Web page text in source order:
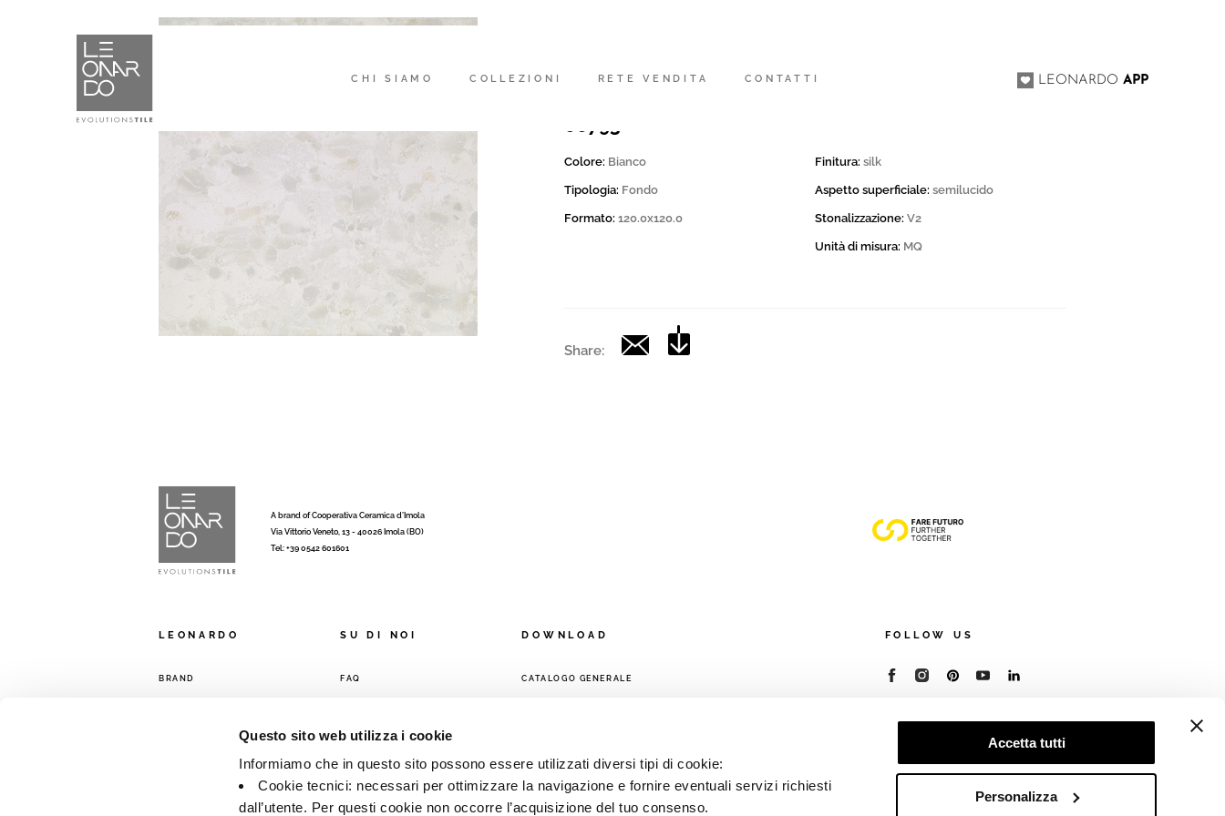
Questo sito web utilizza i cookie
Informiamo che in questo sito possono essere utilizzati diversi tipi di cookie:
Cookie tecnici: necessari per ottimizzare la navigazione e fornire eventuali servizi richiesti
dall’utente. Per questi cookie non occorre l’acquisizione del tuo consenso.
Accetta tutti
Personalizza
CHI SIAMO COLLEZIONI RETE VENDITA CONTATTI LEONARDOAPP
00793
Colore: Bianco
Tipologia: Fondo
Formato: 120.0x120.0
Finitura: silk
Aspetto superficiale: semilucido
Stonalizzazione: V2
Unità di misura: MQ
Share:
A brand of Cooperativa Ceramica d’Imola
Via Vittorio Veneto, 13 - 40026 Imola (BO)
Tel: +39 0542 601601
LEONARDO
BRAND
SU DI NOI
FAQ
DOWNLOAD
CATALOGO GENERALE
FOLLOW US
© 2026 - Cooperativa Ceramica d’Imola
R.E.A. BO 5545